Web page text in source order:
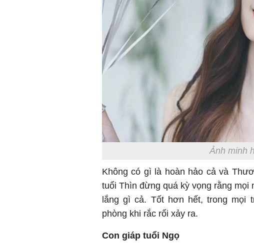
Ảnh minh
Không có gì là hoàn hảo cả và
tuổi Thìn đừng quá kỳ vọng rằng
lắng gì cả. Tốt hơn hết, trong mọi
phòng khi rắc rối xảy ra.
Con giáp tuổi Ngọ